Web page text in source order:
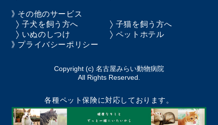
その他のサービス
子犬を飼う方へ
子猫を飼う方へ
いぬのしつけ
ペットホテル
プライバシーポリシー
Copyright (c) 名古屋みらい動物病院
All Rights Reserved.
各種ペット保険に対応しております。